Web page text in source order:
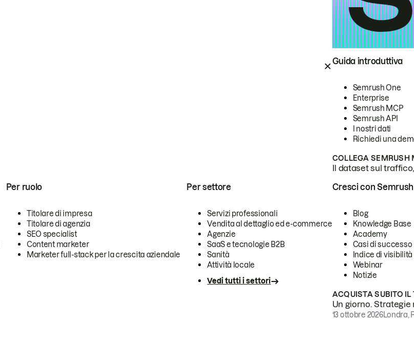
Guida introduttiva
Semrush One
Enterprise
Semrush MCP
Semrush API
I nostri dati
Richiedi una
COLLEGA SEMRUSH
Il dataset sul
Per ruolo
Titolare di impresa
Titolare di agenzia
SEO specialist
Content marketer
Marketer full-stack per la crescita aziendale
Per settore
Servizi professionali
Vendita al dettaglio ed e-commerce
Agenzie
SaaS e tecnologie B2B
Sanità
Attività locale
Vedi tutti i settori
Cresci con Semrush
Blog
Knowledge Base
Academy
Casi di successo
Indice di visibilità
Webinar
Notizie
ACQUISTA SUBITO IL
Un giorno.
13 ottobre 2026Londra,